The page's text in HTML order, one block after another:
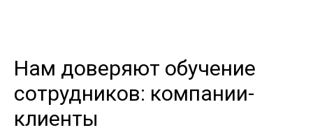
Нам доверяют обучение
сотрудников: компании-
клиенты